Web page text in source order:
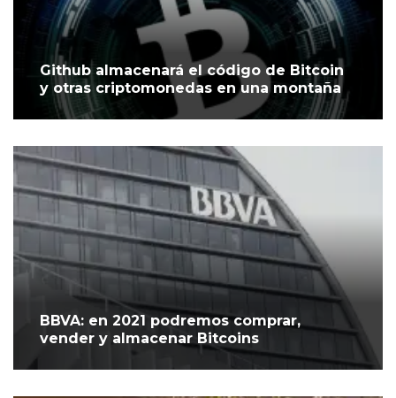
Github almacenará el código de Bitcoin
y otras criptomonedas en una montaña
BBVA: en 2021 podremos comprar,
vender y almacenar Bitcoins